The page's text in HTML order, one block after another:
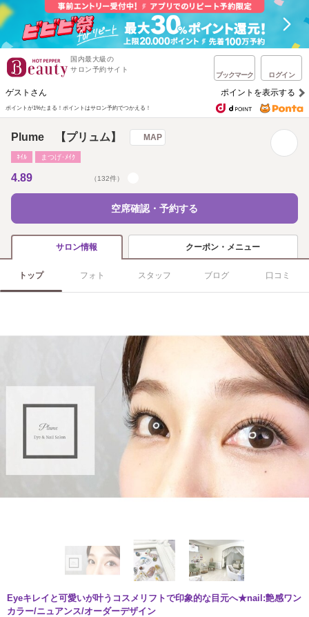
国内最大級の
サロン予約サイト
ブックマーク ログイン
ゲストさん ポイントを表示する
ポイントが1%たまる！ ポイントはサロン予約でつかえる！
Plume 【プリュム】 MAP
ﾈｲﾙ まつげ･ﾒｲｸ
4.89 （132件）
空席確認・予約する
サロン情報 クーポン・メニュー
トップ フォト スタッフ ブログ 口コミ
Eyeキレイと可愛いが叶うコスメリフトで印象的な目元へ★nail:艶感ワン
カラー/ニュアンス/オーダーデザイン